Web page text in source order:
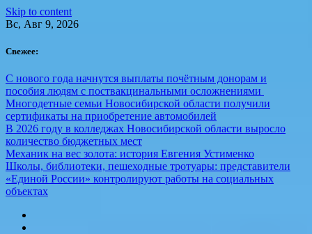
Skip to content
Вс, Авг 9, 2026
Свежее:
С нового года начнутся выплаты почётным донорам и
пособия людям с поствакцинальными осложнениями
Многодетные семьи Новосибирской области получили
сертификаты на приобретение автомобилей
В 2026 году в колледжах Новосибирской области выросло
количество бюджетных мест
Механик на вес золота: история Евгения Устименко
Школы, библиотеки, пешеходные тротуары: представители
«Единой России» контролируют работы на социальных
объектах